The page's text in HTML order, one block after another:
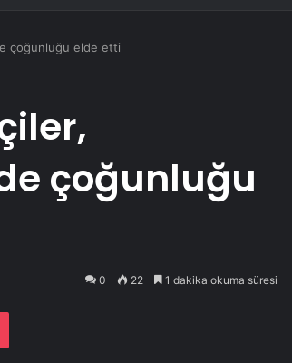
çoğunluğu elde etti
çoğunluğu
0 22 1 dakika okuma süresi
Pocket